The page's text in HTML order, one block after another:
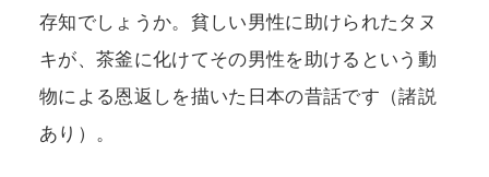
存知でしょうか。貧しい男性に助けられたタヌ
キが、茶釜に化けてその男性を助けるという動
物による恩返しを描いた日本の昔話です（諸説
あり）。